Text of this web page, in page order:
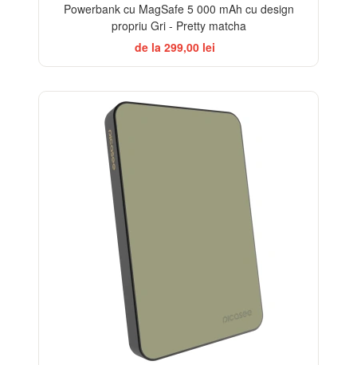
Powerbank cu MagSafe 5 000 mAh cu design
propriu Gri - Pretty matcha
de la 299,00 lei